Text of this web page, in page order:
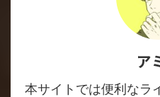
ア
本サイトでは便利なラ